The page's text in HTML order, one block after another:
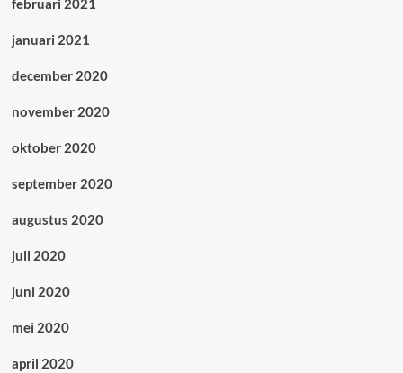
februari 2021
januari 2021
december 2020
november 2020
oktober 2020
september 2020
augustus 2020
juli 2020
juni 2020
mei 2020
april 2020